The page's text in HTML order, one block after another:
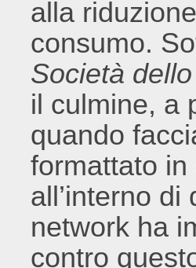
alla
consumo.
Società
il culmine, a
quando
formattato
all’interno
network ha
contro